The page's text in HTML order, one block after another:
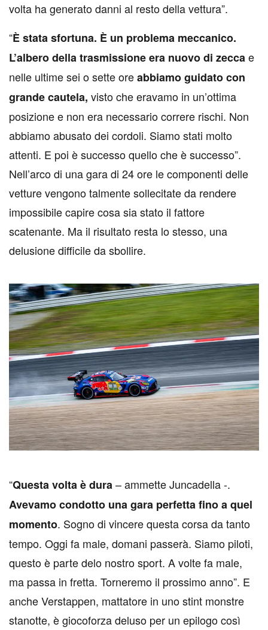
volta ha generato danni al resto della vettura”.
“È stata sfortuna. È un problema meccanico.
L’albero della trasmissione era nuovo di zeccae
nelle ultime sei o sette oreabbiamo guidato con
grande cautela, visto che eravamo in un’ottima
posizione e non era necessario correre rischi. Non
abbiamo abusato dei cordoli. Siamo stati molto
attenti. E poi è successo quello che è successo”.
Nell’arco di una gara di 24 ore le componenti delle
vetture vengono talmente sollecitate da rendere
impossibile capire cosa sia stato il fattore
scatenante. Ma il risultato resta lo stesso, una
delusione difficile da sbollire.
“Questa volta è dura– ammette Juncadella -.
Avevamo condotto una gara perfetta fino a quel
momento. Sogno di vincere questa corsa da tanto
tempo. Oggi fa male, domani passerà. Siamo piloti,
questo è parte delo nostro sport. A volte fa male,
ma passa in fretta. Torneremo il prossimo anno”. E
anche Verstappen, mattatore in uno stint monstre
stanotte, è giocoforza deluso per un epilogo così